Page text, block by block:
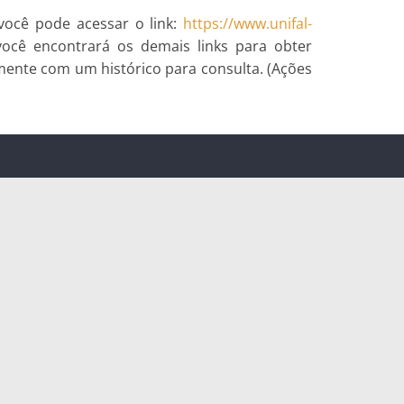
pode acessar o link: https://www.unifal-
encontrará os demais links para obter
com um histórico para consulta. (Ações